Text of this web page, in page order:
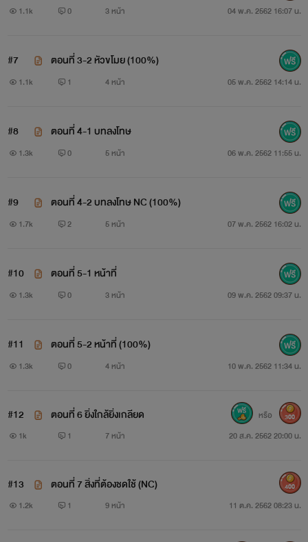
1.1k 0 3 หน้า 04 พ.ค. 2562 16:07 น.
#7 ตอนที่ 3-2 หัวขโมย (100%)
1.1k 1 4 หน้า 05 พ.ค. 2562 14:14 น.
#8 ตอนที่ 4-1 บทลงโทษ
1.3k 0 5 หน้า 06 พ.ค. 2562 11:55 น.
#9 ตอนที่ 4-2 บทลงโทษ NC (100%)
1.7k 2 5 หน้า 07 พ.ค. 2562 16:02 น.
#10 ตอนที่ 5-1 หน้าที่
1.3k 0 3 หน้า 09 พ.ค. 2562 09:37 น.
#11 ตอนที่ 5-2 หน้าที่ (100%)
1.3k 0 4 หน้า 10 พ.ค. 2562 11:34 น.
#12 ตอนที่ 6 ยิ่งใกล้ยิ่งเกลียด
1k 1 7 หน้า 20 ส.ค. 2562 20:00 น.
หรือ 300
#13 ตอนที่ 7 สิ่งที่ต้องชดใช้ (NC)
1.2k 1 9 หน้า 11 ต.ค. 2562 08:23 น.
400